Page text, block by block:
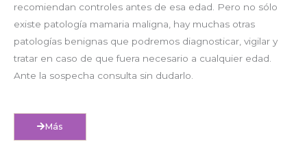
recomiendan controles antes de esa edad. Pero no sólo
existe patología mamaria maligna, hay muchas otras
patologías benignas que podremos diagnosticar, vigilar y
tratar en caso de que fuera necesario a cualquier edad.
Ante la sospecha consulta sin dudarlo.
Más